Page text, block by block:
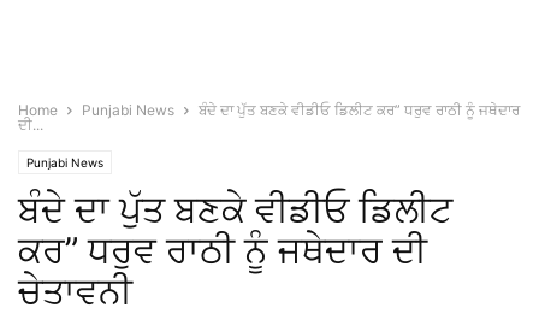
Home Punjabi News
ਬੰਦੇ ਦਾ ਪੁੱਤ ਬਣਕੇ ਵੀਡੀਓ ਡਿਲੀਟ ਕਰ” ਧਰੁਵ ਰਾਠੀ ਨੂੰ ਜਥੇਦਾਰ
ਦੀ...
Punjabi News
ਬੰਦੇ ਦਾ ਪੁੱਤ ਬਣਕੇ ਵੀਡੀਓ ਡਿਲੀਟ
ਕਰ” ਧਰੁਵ ਰਾਠੀ ਨੂੰ ਜਥੇਦਾਰ ਦੀ
ਚੇਤਾਵਨੀ